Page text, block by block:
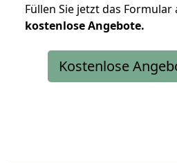
Füllen Sie jetzt das
kostenloseAngebote.
Kostenlose